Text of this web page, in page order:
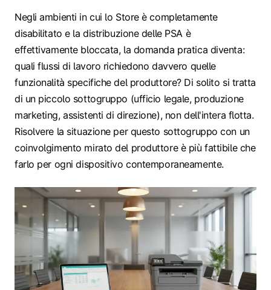
Negli ambienti in cui lo Store è completamente
disabilitato e la distribuzione delle PSA è
effettivamente bloccata, la domanda pratica diventa:
quali flussi di lavoro richiedono davvero quelle
funzionalità specifiche del produttore? Di solito si tratta
di un piccolo sottogruppo (ufficio legale, produzione
marketing, assistenti di direzione), non dell'intera flotta.
Risolvere la situazione per questo sottogruppo con un
coinvolgimento mirato del produttore è più fattibile che
farlo per ogni dispositivo contemporaneamente.